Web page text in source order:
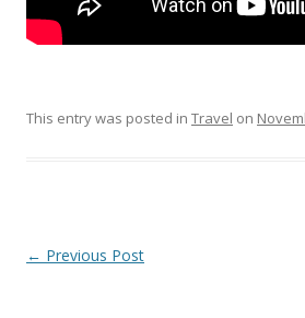
This entry was posted in Travel on
Post
← Previous Post